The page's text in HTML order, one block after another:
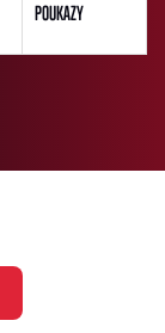
POUKAZY